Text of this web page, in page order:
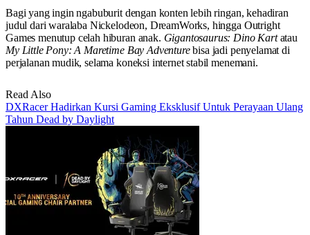
Bagi yang ingin ngabuburit dengan konten lebih ringan, kehadiran
judul dari waralaba Nickelodeon, DreamWorks, hingga Outright
Games menutup celah hiburan anak. Gigantosaurus: Dino Kartatau
My Little Pony: A Maretime Bay Adventurebisa jadi penyelamat di
perjalanan mudik, selama koneksi internet stabil menemani.
Read Also
DXRacer Hadirkan Kursi Gaming Eksklusif Untuk Perayaan Ulang
Tahun Dead by Daylight